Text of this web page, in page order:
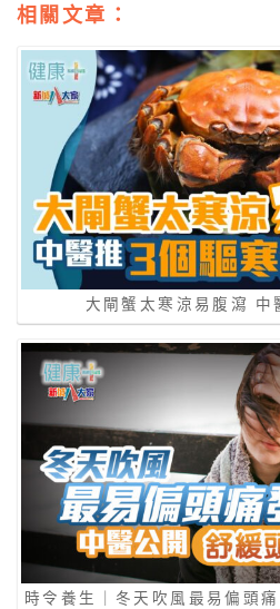
相關文章：
大閘蟹太寒涼易腹瀉 中
時令養生｜冬天吹風最易偏頭